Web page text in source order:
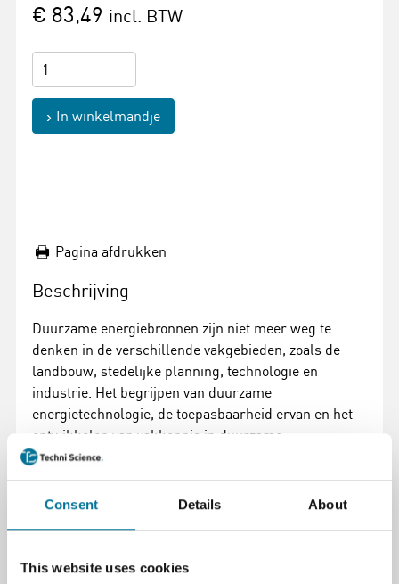
Consent Details About
This website uses cookies
€ 83,49 incl. BTW
In winkelmandje
Pagina afdrukken
Beschrijving
Duurzame energiebronnen zijn niet meer weg te
denken in de verschillende vakgebieden, zoals de
landbouw, stedelijke planning, technologie en
industrie. Het begrijpen van duurzame
energietechnologie, de toepasbaarheid ervan en het
ontwikkelen van vakkennis in duurzame
energieoplossingen zijn kernvaardigheden die we
onze leerlingen nu moeten bijbrengen.
Met deze Horizon Vertical Axis Wind Turbine Science
windturbineontwerpen verkennen en verder ook hun